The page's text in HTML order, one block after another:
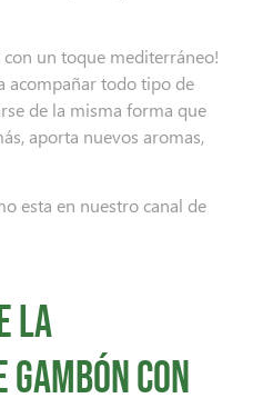
con un toque mediterráneo!
acompañar todo tipo de
de la misma forma que
aporta nuevos aromas,
esta en nuestro canal de
la
con